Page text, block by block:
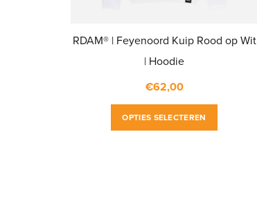
RDAM® | Feyenoord Kuip Rood op Wit
| Hoodie
€62,00
OPTIES SELECTEREN
product